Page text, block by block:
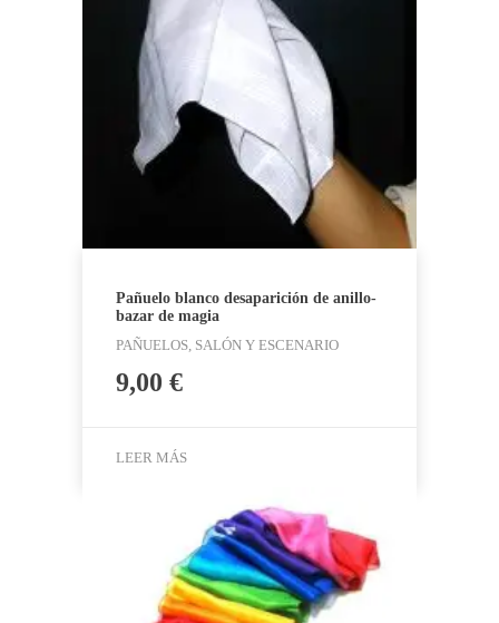
Pañuelo blanco desaparición de anillo-
bazar de magia
PAÑUELOS, SALÓN Y ESCENARIO
9,00 €
LEER MÁS